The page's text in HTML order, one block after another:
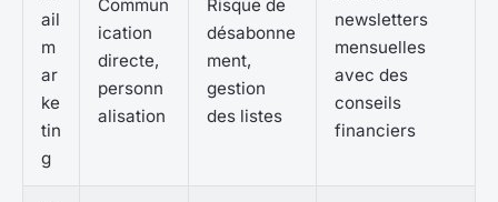
ail
m
ar
ke
tin
g
Commun
ication
directe,
personn
alisation
Risque de
désabonne
ment,
gestion
des listes
newsletters
mensuelles
avec des
conseils
financiers